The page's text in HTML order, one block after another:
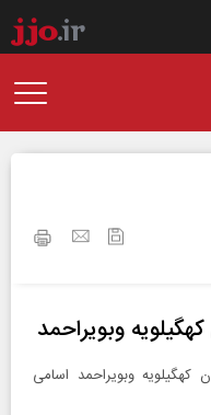
وبویراحمد
وبویراحمد اسامی